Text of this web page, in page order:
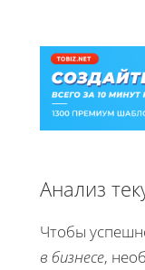
Анализ
Чтобы
в бизнесе,